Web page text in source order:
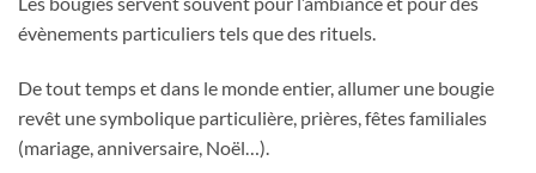
évènements particuliers tels que des rituels.
De tout temps et dans le monde entier, allumer une bougie
revêt une symbolique particulière, prières, fêtes familiales
(mariage, anniversaire, Noël…).